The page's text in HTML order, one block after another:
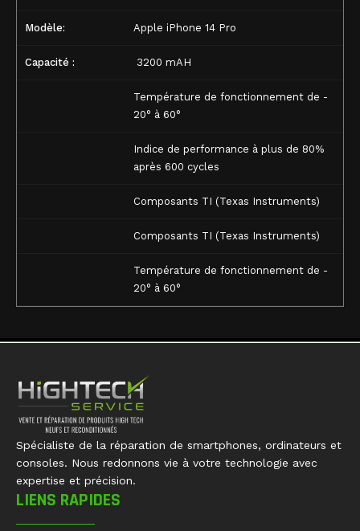
Modèle: Apple iPhone 14 Pro
Capacité : 3200 mAH
Température de fonctionnement de -
20° à 60°
Indice de performance à plus de 80%
après 600 cycles
Composants TI (Texas Instruments)
Composants TI (Texas Instruments)
Température de fonctionnement de -
20° à 60°
Spécialiste de la réparation de smartphones, ordinateurs et
consoles. Nous redonnons vie à votre technologie avec
expertise et précision.
LIENS RAPIDES